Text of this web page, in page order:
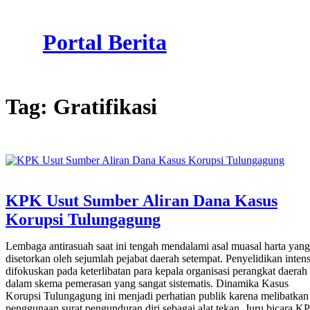
Portal Berita
Tag: Gratifikasi
KPK Usut Sumber Aliran Dana Kasus
Korupsi Tulungagung
Lembaga antirasuah saat ini tengah mendalami asal muasal harta yang
disetorkan oleh sejumlah pejabat daerah setempat. Penyelidikan
difokuskan pada keterlibatan para kepala organisasi perangkat daerah
dalam skema pemerasan yang sangat sistematis. Dinamika Kasus
Korupsi Tulungagung ini menjadi perhatian publik karena melibatkan